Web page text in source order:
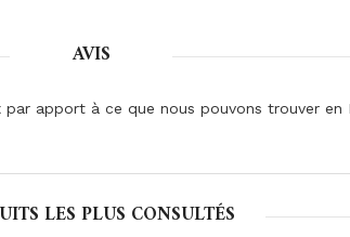
AVIS
apport à ce que nous pouvons trouver en
LES PLUS CONSULTÉS